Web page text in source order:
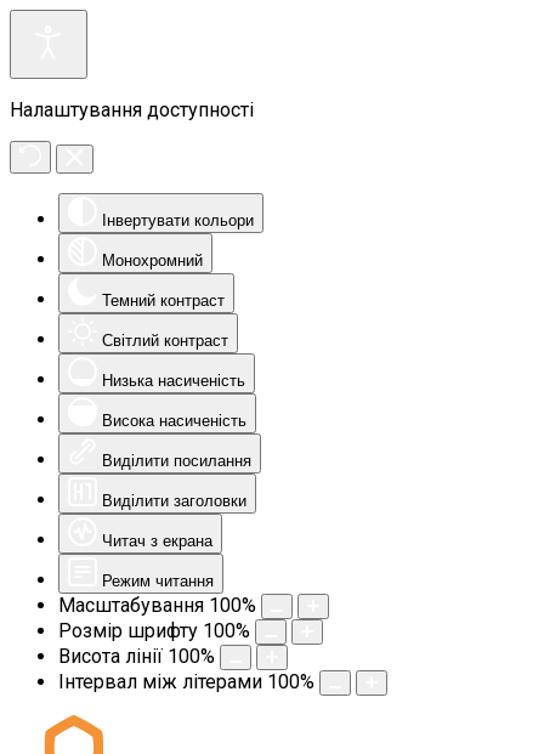
Налаштування доступності
Інвертувати кольори
Монохромний
Темний контраст
Світлий контраст
Низька насиченість
Висока насиченість
Виділити посилання
Виділити заголовки
Читач з екрана
Режим читання
Масштабування 100%
Розмір шрифту 100%
Висота лінії 100%
Інтервал між літерами 100%